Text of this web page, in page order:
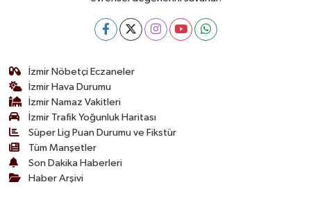
İzmir Nöbetçi Eczaneler
İzmir Hava Durumu
İzmir Namaz Vakitleri
İzmir Trafik Yoğunluk Haritası
Süper Lig Puan Durumu ve Fikstür
Tüm Manşetler
Son Dakika Haberleri
Haber Arşivi